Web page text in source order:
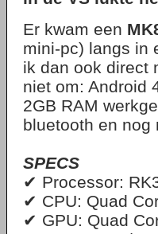
Er kwam een
mini-pc) langs in
ik dan ook direct
niet om: Android
2GB RAM
bluetooth en nog
SPECS
✔ Processor:
✔ CPU: Quad
✔ GPU: Quad